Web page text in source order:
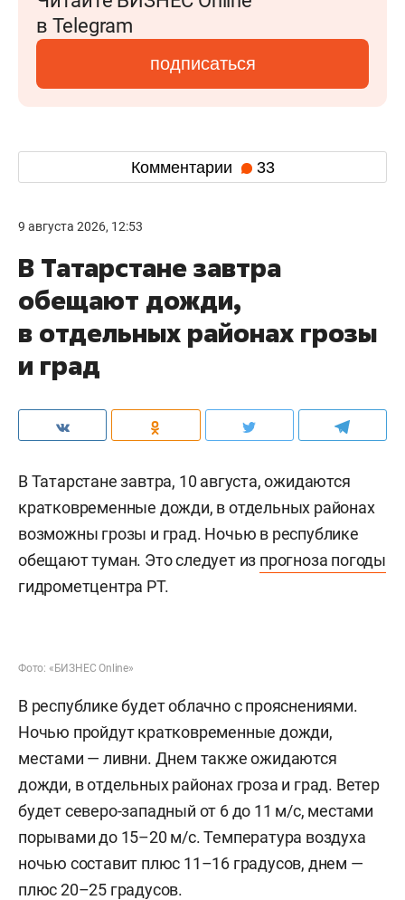
в Telegram
подписаться
Комментарии 33
9 августа 2026, 12:53
В Татарстане завтра
обещают дожди,
в отдельных районах грозы
и град
В Татарстане завтра, 10 августа, ожидаются
кратковременные дожди, в отдельных районах
возможны грозы и град. Ночью в республике
обещают туман. Это следует из прогноза погоды
гидрометцентра РТ.
Фото: «БИЗНЕС Online»
В республике будет облачно с прояснениями.
Ночью пройдут кратковременные дожди,
местами — ливни. Днем также ожидаются
дожди, в отдельных районах гроза и град. Ветер
будет северо-западный от 6 до 11 м/с, местами
порывами до 15–20 м/с. Температура воздуха
ночью составит плюс 11–16 градусов, днем —
плюс 20–25 градусов.